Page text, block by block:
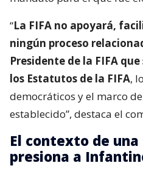
“La FIFA no apoyará,
ningún proceso
Presidente de la FIFA
los Estatutos de la FIFA,
democráticos y el marco
establecido”, destaca el
El contexto de
presiona a